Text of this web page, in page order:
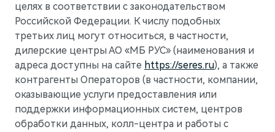
целях в соответствии с законодательством
Российской Федерации. К числу подобных
третьих лиц могут относиться, в частности,
дилерские центры АО «МБ РУС» (наименования и
адреса доступны на сайте https://seres.ru), а также
контрагенты Операторов (в частности, компании,
оказывающие услуги предоставления или
поддержки информационных систем, центров
обработки данных, колл-центра и работы с